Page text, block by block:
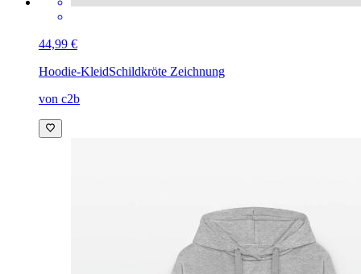
44,99 €
Hoodie-KleidSchildkröte Zeichnung
von c2b